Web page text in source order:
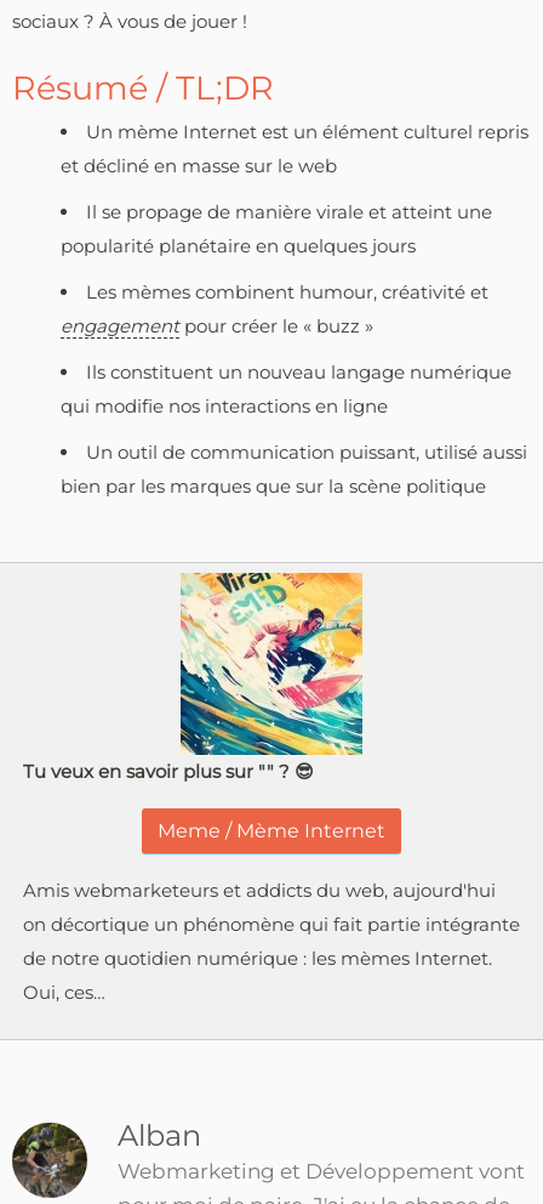
sociaux ? À vous de jouer !
Résumé / TL;DR
Un mème Internet est un élément culturel repris
et décliné en masse sur le web
Il se propage de manière virale et atteint une
popularité planétaire en quelques jours
Les mèmes combinent humour, créativité et
engagementpour créer le « buzz »
Ils constituent un nouveau langage numérique
qui modifie nos interactions en ligne
Un outil de communication puissant, utilisé aussi
bien par les marques que sur la scène politique
Tu veux en savoir plus sur "" ? 😎
Meme / Mème Internet
Amis webmarketeurs et addicts du web, aujourd'hui
on décortique un phénomène qui fait partie intégrante
de notre quotidien numérique : les mèmes Internet.
Oui, ces…
Alban
Webmarketing et Développement vont